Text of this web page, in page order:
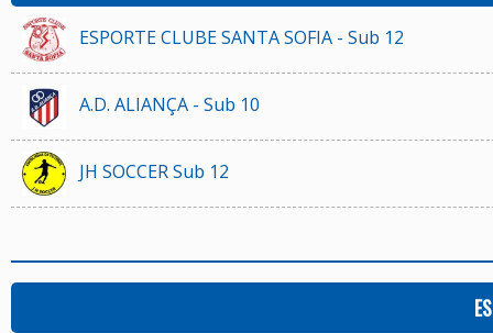
ESPORTE CLUBE SANTA SOFIA - Sub 12
A.D. ALIANÇA - Sub 10
JH SOCCER Sub 12